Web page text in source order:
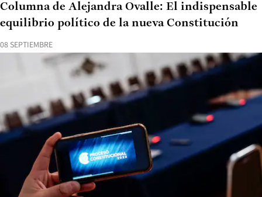
08 SEPTIEMBRE
Columna de Alejandra Ovalle: El indispensable
equilibrio político de la nueva Constitución